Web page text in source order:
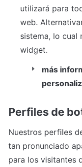
utilizará para
web.
sistema, lo cual
widget.
más
Perfiles de
Nuestros perfiles
tan pronunciado
para los visitantes